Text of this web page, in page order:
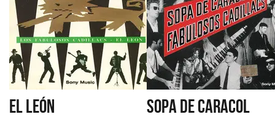
EL LEÓN SOPA DE CARACOL